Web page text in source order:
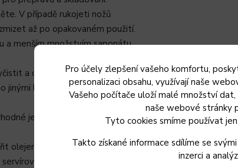
Pro účely zlepšení vašeho komfortu,
personalizaci obsahu, využívají naše
Vašeho počítače uloží malé množství
naše webové stránky
Tyto cookies smíme používat jen
Takto získané informace sdílíme se
inzerci a
V případě rukojeti nožů
až po opakovaném použití.
a menším množstvím saponátu.
a osušit. Pokud nůž zůstane
jinými látkami, mohou se objevit
jej lehce potřít olivovým
olejem. Doporučuje se typ
a krájecí prkýnka.